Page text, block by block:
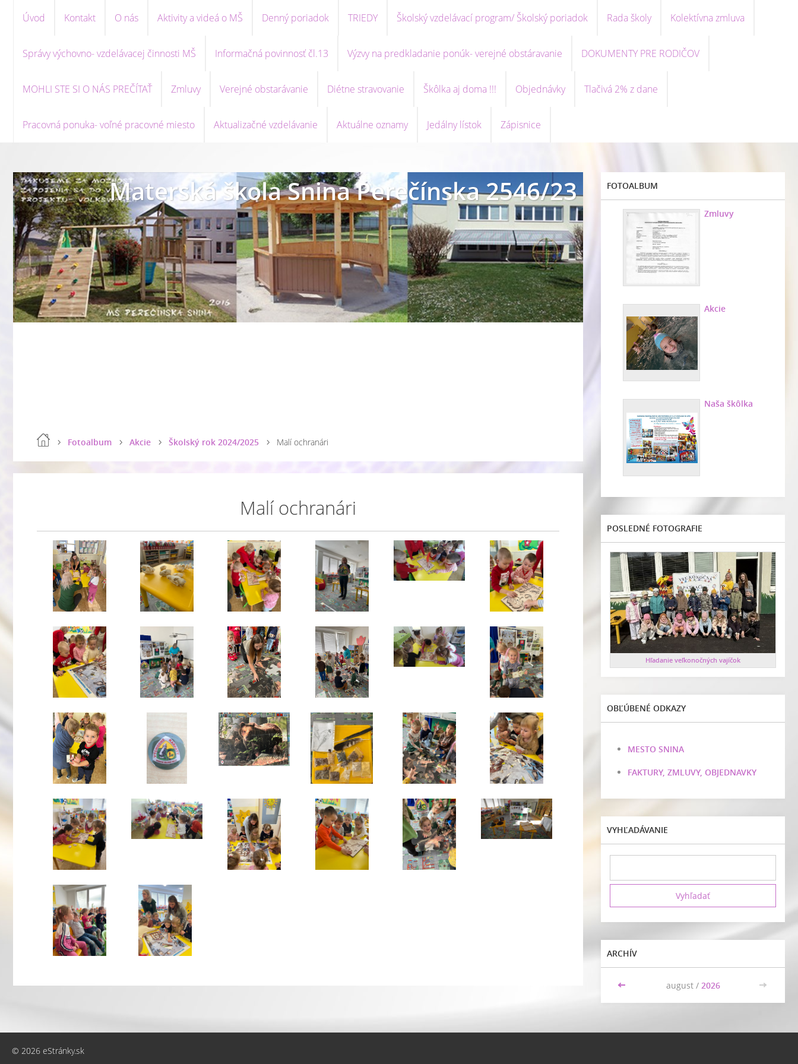
Úvod Kontakt O nás Aktivity a videá o MŠ Denný poriadok TRIEDY Školský vzdelávací program/ Školský poriadok Rada školy Kolektívna zmluva
Správy výchovno- vzdelávacej činnosti MŠ Informačná povinnosť čl.13 Výzvy na predkladanie ponúk- verejné obstáravanie DOKUMENTY PRE RODIČOV
MOHLI STE SI O NÁS PREČÍTAŤ Zmluvy Verejné obstarávanie Diétne stravovanie Škôlka aj doma !!! Objednávky Tlačivá 2% z dane
Pracovná ponuka- voľné pracovné miesto Aktualizačné vzdelávanie Aktuálne oznamy Jedálny lístok Zápisnice
Materská škola Snina Perečínska 2546/23
Fotoalbum Akcie Školský rok 2024/2025 Malí ochranári
Malí ochranári
FOTOALBUM
Zmluvy
Akcie
Naša škôlka
POSLEDNÉ FOTOGRAFIE
Hľadanie veľkonočných vajíčok
OBĽÚBENÉ ODKAZY
MESTO SNINA
FAKTURY, ZMLUVY, OBJEDNAVKY
VYHĽADÁVANIE
ARCHÍV
<< august / 2026 >>
© 2026 eStránky.sk